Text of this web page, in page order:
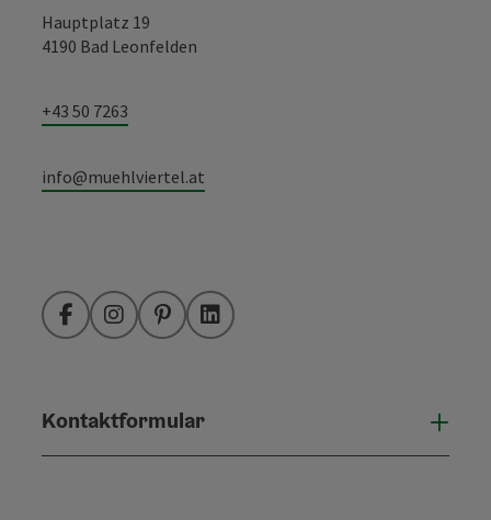
Hauptplatz 19
4190 Bad Leonfelden
+43 50 7263
info@muehlviertel.at
FacebookInstagramPinterestLinkedIn
Kontaktformular